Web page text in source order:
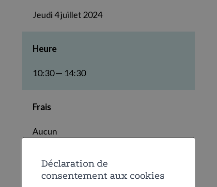
Jeudi 4 juillet 2024
Heure
10:30 — 14:30
Frais
Aucun
Déclaration de
consentement aux cookies